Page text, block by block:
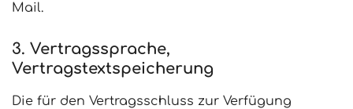
Mail.
3. Vertragssprache,
Vertragstextspeicherung
Die für den Vertragsschluss zur Verfügung